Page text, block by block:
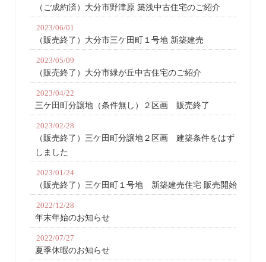
（ご成約済）大分市野津原 築浅中古住宅のご紹介
（販売終了）大分市三ケ田町１号地 新築建売
2023/06/01
（販売終了）大分市緑が丘中古住宅のご紹介
2023/05/09
三ケ田町分譲地（条件無し）２区画 販売終了
2023/04/22
（販売終了）三ケ田町分譲地２区画 建築条件をはず
しました
2023/02/28
（販売終了）三ケ田町１号地 新築建売住宅 販売開始
2023/01/24
年末年始のお知らせ
2022/12/28
夏季休暇のお知らせ
2022/07/27